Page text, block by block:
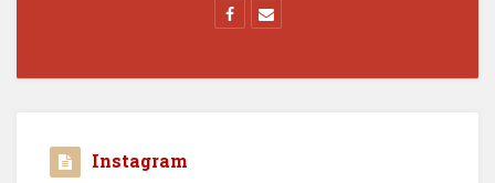
Instagram